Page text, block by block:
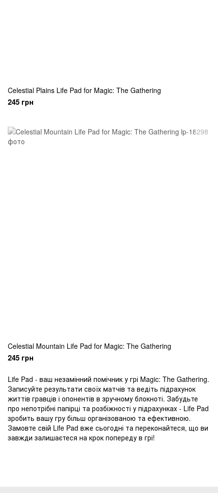
Celestial Plains Life Pad for Magic: The Gathering
245 грн
Celestial Mountain Life Pad for Magic: The Gathering
245 грн
Life Pad - ваш незамінний помічник у грі Magic: The Gathering.
Записуйте результати своїх матчів та ведіть підрахунок
життів гравців і опонентів в зручному блокноті. Забудьте
про непотрібні папірці та розбіжності у підрахунках - Life Pad
зробить вашу гру більш організованою та ефективною.
Замовте свій Life Pad вже сьогодні та переконайтеся, що ви
завжди залишаєтеся на крок попереду в грі!